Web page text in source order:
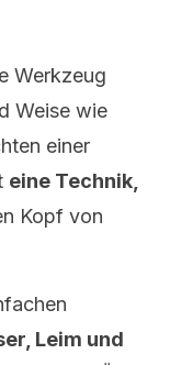
Werkzeug
Weise wie
einer
eine Technik,
Kopf von
Leim und